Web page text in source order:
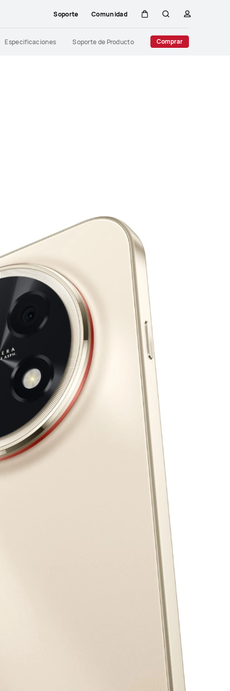
Soporte Comunidad
CarritoBúsqueda
perfil
Especificaciones Soporte de Producto Comprar